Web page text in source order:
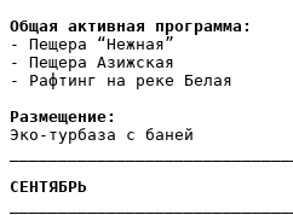
Общая активная программа:
- Пещера “Нежная”
- Пещера Азижская
- Рафтинг на реке Белая
Размещение:
Эко-турбаза с баней
СЕНТЯБРЬ